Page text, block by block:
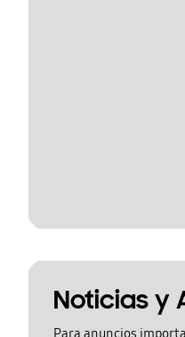
Noticias y
Para anuncios